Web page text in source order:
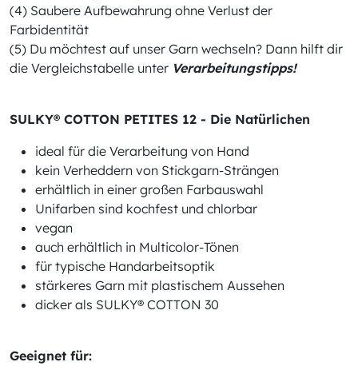
(4) Saubere Aufbewahrung ohne Verlust der
Farbidentität
(5) Du möchtest auf unser Garn wechseln? Dann hilft dir
die Vergleichstabelle unter Verarbeitungstipps!
SULKY® COTTON PETITES 12 - Die Natürlichen
ideal für die Verarbeitung von Hand
kein Verheddern von Stickgarn-Strängen
erhältlich in einer großen Farbauswahl
Unifarben sind kochfest und chlorbar
vegan
auch erhältlich in Multicolor-Tönen
für typische Handarbeitsoptik
stärkeres Garn mit plastischem Aussehen
dicker als SULKY® COTTON 30
Geeignet für: